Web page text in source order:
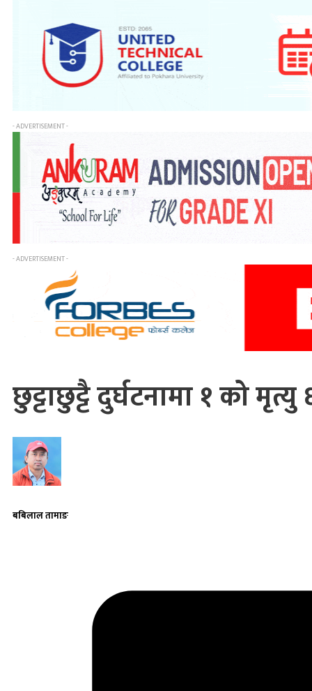
- ADVERTISEMENT -
- ADVERTISEMENT -
छुट्टाछुट्टै दुर्घटनामा १ को
बबिलाल तामाङ